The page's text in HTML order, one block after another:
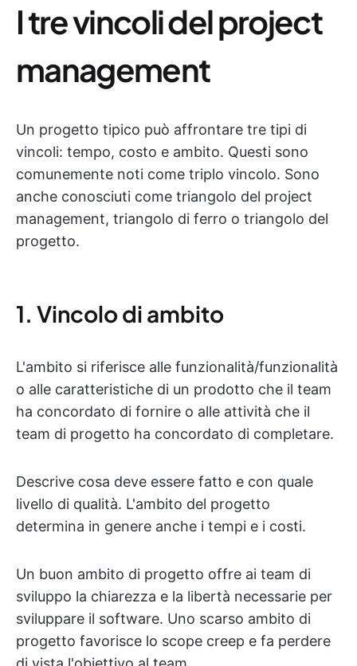
I tre vincoli del project
management
Un progetto tipico può affrontare tre tipi di
vincoli: tempo, costo e ambito. Questi sono
comunemente noti come triplo vincolo. Sono
anche conosciuti come triangolo del project
management, triangolo di ferro o triangolo del
progetto.
1. Vincolo di ambito
L'ambito si riferisce alle funzionalità/funzionalità
o alle caratteristiche di un prodotto che il team
ha concordato di fornire o alle attività che il
team di progetto ha concordato di completare.
Descrive cosa deve essere fatto e con quale
livello di qualità. L'ambito del progetto
determina in genere anche i tempi e i costi.
Un buon ambito di progetto offre ai team di
sviluppo la chiarezza e la libertà necessarie per
sviluppare il software. Uno scarso ambito di
progetto favorisce lo scope creep e fa perdere